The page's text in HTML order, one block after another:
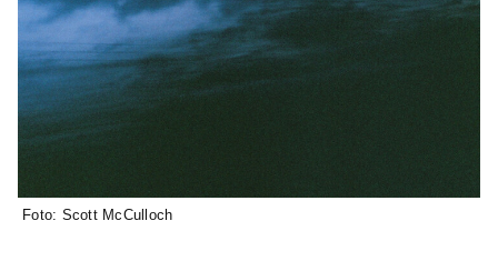
Foto: Scott McCulloch